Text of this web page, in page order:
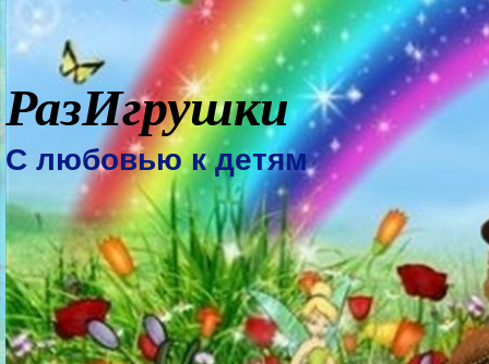
РазИгрушки
С любовью к детям